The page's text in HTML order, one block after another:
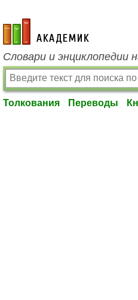
academic.ru
Словари и энциклопедии
Толкования Переводы